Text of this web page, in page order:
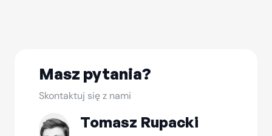
Masz pytania?
Skontaktuj się z nami
Tomasz Rupacki